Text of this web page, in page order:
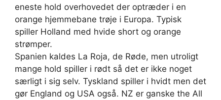
eneste hold overhovedet der optræder i en
orange hjemmebane trøje i Europa. Typisk
spiller Holland med hvide short og orange
strømper.
Spanien kaldes La Roja, de Røde, men utroligt
mange hold spiller i rødt så det er ikke noget
særligt i sig selv. Tyskland spiller i hvidt men det
gør England og USA også. NZ er ganske the All